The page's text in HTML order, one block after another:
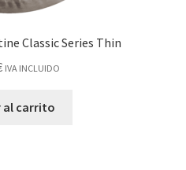
Classic Series Thin
IVA INCLUIDO
al carrito